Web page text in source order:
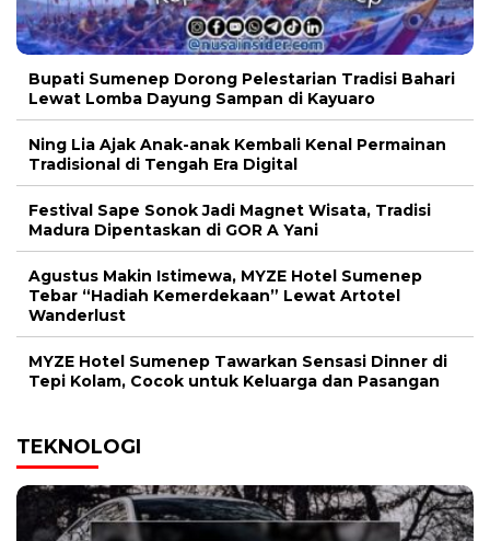
Bupati Sumenep Dorong Pelestarian Tradisi Bahari
Lewat Lomba Dayung Sampan di Kayuaro
Ning Lia Ajak Anak-anak Kembali Kenal Permainan
Tradisional di Tengah Era Digital
Festival Sape Sonok Jadi Magnet Wisata, Tradisi
Madura Dipentaskan di GOR A Yani
Agustus Makin Istimewa, MYZE Hotel Sumenep
Tebar “Hadiah Kemerdekaan” Lewat Artotel
Wanderlust
MYZE Hotel Sumenep Tawarkan Sensasi Dinner di
Tepi Kolam, Cocok untuk Keluarga dan Pasangan
TEKNOLOGI